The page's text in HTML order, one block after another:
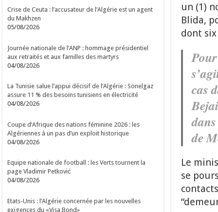
un (1)
Blida,
dont
cas
de
Le
se
Crise de Ceuta : l’accusateur de l’Algérie est un agent
du Makhzen
05/08/2026
Journée nationale de l’ANP : hommage présidentiel
aux retraités et aux familles des martyrs
04/08/2026
La Tunisie salue l’appui décisif de l’Algérie : Sonelgaz
assure 11 % des besoins tunisiens en électricité
04/08/2026
Coupe d’Afrique des nations féminine 2026 : les
Algériennes à un pas d’un exploit historique
04/08/2026
Equipe nationale de football : les Verts tournent la
page Vladimir Petković
04/08/2026
Etats-Unis : l’Algérie concernée par les nouvelles
exigences du «Visa Bond»